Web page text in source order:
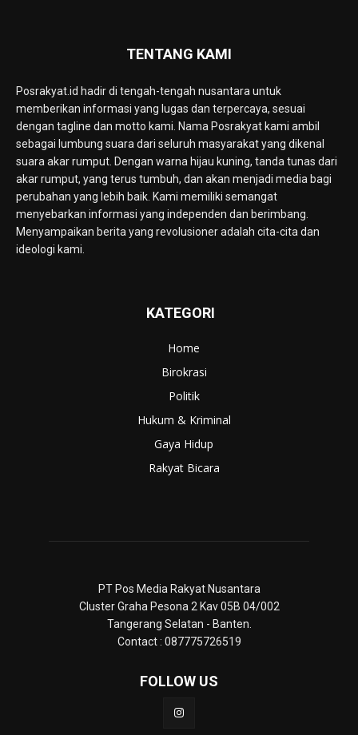
TENTANG KAMI
Posrakyat.id hadir di tengah-tengah nusantara untuk
memberikan informasi yang lugas dan terpercaya, sesuai
dengan tagline dan motto kami. Nama Posrakyat kami ambil
sebagai lumbung suara dari seluruh masyarakat yang dikenal
suara akar rumput. Dengan warna hijau kuning, tanda tunas dari
akar rumput, yang terus tumbuh, dan akan menjadi media bagi
perubahan yang lebih baik. Kami memiliki semangat
menyebarkan informasi yang independen dan berimbang.
Menyampaikan berita yang revolusioner adalah cita-cita dan
ideologi kami.
KATEGORI
Home
Birokrasi
Politik
Hukum & Kriminal
Gaya Hidup
Rakyat Bicara
PT Pos Media Rakyat Nusantara
Cluster Graha Pesona 2 Kav 05B 04/002
Tangerang Selatan - Banten.
Contact : 087775726519
FOLLOW US